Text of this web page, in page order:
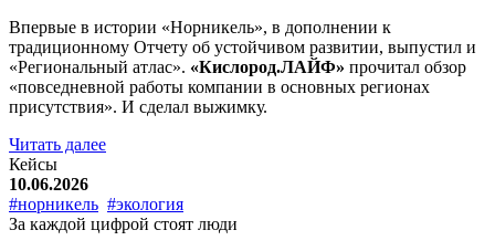
Впервые в истории «Норникель», в дополнении к
традиционному Отчету об устойчивом развитии, выпустил и
«Региональный атлас». «Кислород.ЛАЙФ» прочитал обзор
«повседневной работы компании в основных регионах
присутствия». И сделал выжимку.
Читать далее
Кейсы
10.06.2026
#норникель #экология
За каждой цифрой стоят люди